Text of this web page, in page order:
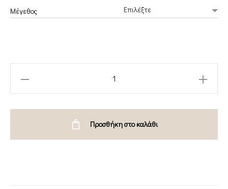
120.00€.60.00€.
Μέγεθος
Προσθήκη στο καλάθι